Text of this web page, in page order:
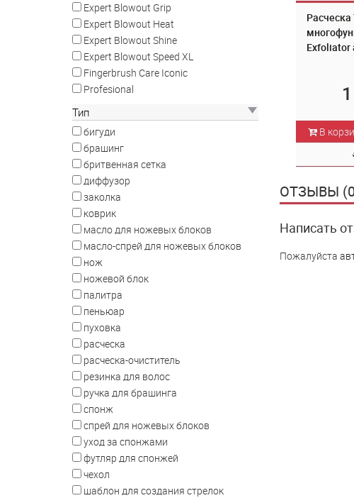
Expert Blowout Grip
Expert Blowout Heat
Expert Blowout Shine
Expert Blowout Speed XL
Fingerbrush Care Iconic
Profesional
Тип
бигуди
брашинг
бритвенная сетка
диффузор
заколка
коврик
масло для ножевых блоков
масло-спрей для ножевых блоков
нож
ножевой блок
палитра
пеньюар
пуховка
расческа
расческа-очиститель
резинка для волос
ручка для брашинга
спонж
спрей для ножевых блоков
уход за спонжами
футляр для спонжей
чехол
шаблон для создания стрелок
Exfoliator
В
ОТЗЫВЫ
Написать
Пожалуйста